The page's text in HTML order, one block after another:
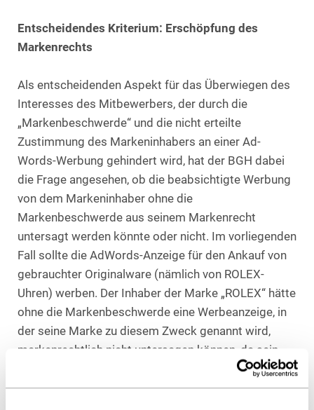
Entscheidendes Kriterium: Erschöpfung des
Markenrechts
Als entscheidenden Aspekt für das Überwiegen des
Interesses des Mitbewerbers, der durch die
„Markenbeschwerde“ und die nicht erteilte
Zustimmung des Markeninhabers an einer Ad-
Words-Werbung gehindert wird, hat der BGH dabei
die Frage angesehen, ob die beabsichtigte Werbung
von dem Markeninhaber ohne die
Markenbeschwerde aus seinem Markenrecht
untersagt werden könnte oder nicht. Im vorliegenden
Fall sollte die AdWords-Anzeige für den Ankauf von
gebrauchter Originalware (nämlich von ROLEX-
Uhren) werben. Der Inhaber der Marke „ROLEX“ hätte
ohne die Markenbeschwerde eine Werbeanzeige, in
der seine Marke zu diesem Zweck genannt wird,
markenrechtlich nicht untersagen können, da sein
Markenrecht an den gebrauchten Original-Uhren
dadurch erschöpft ist, dass die betreffenden